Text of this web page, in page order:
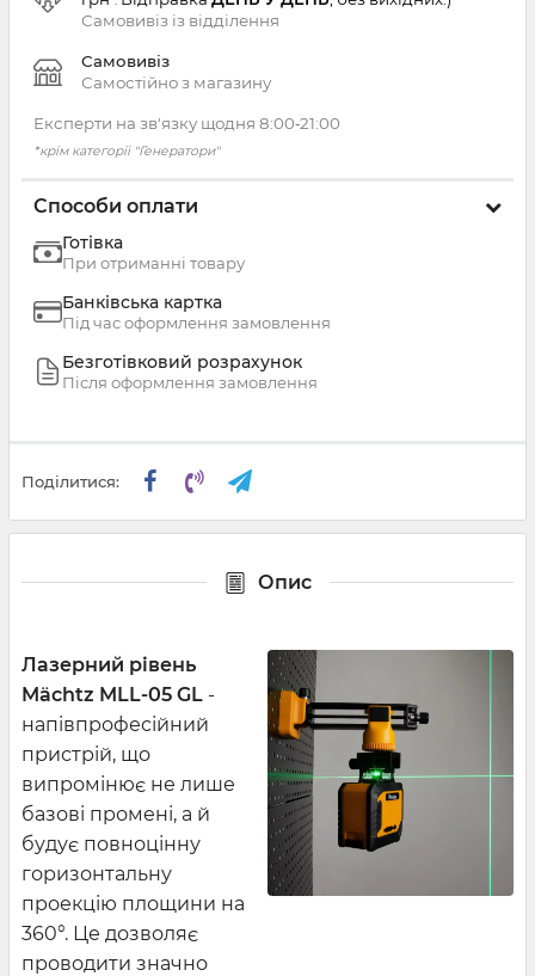
Самовивіз із відділення
Самовивіз
Самостійно з магазину
Експерти на зв'язку щодня 8:00‑21:00
*крім категорії "Генератори"
Способи оплати
Готівка
При отриманні товару
Банківська картка
Під час оформлення замовлення
Безготівковий розрахунок
Після оформлення замовлення
Поділитися:
Опис
Лазерний рівень
Mächtz MLL-05 GL -
напівпрофесійний
пристрій, що
випромінює не лише
базові промені, а й
будує повноцінну
горизонтальну
проекцію площини на
360°. Це дозволяє
проводити значно